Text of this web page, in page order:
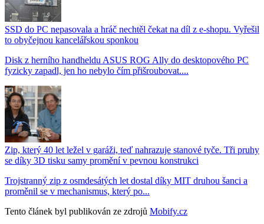
SSD do PC nepasovala a hráč nechtěl čekat na díl z e-shopu. Vyřešil
to obyčejnou kancelářskou sponkou
Disk z herního handheldu ASUS ROG Ally do desktopového PC
fyzicky zapadl, jen ho nebylo čím přišroubovat....
Zip, který 40 let ležel v garáži, teď nahrazuje stanové tyče. Tři pruhy
se díky 3D tisku samy promění v pevnou konstrukci
Trojstranný zip z osmdesátých let dostal díky MIT druhou šanci a
proměnil se v mechanismus, který po...
Tento článek byl publikován ze zdrojů Mobify.cz